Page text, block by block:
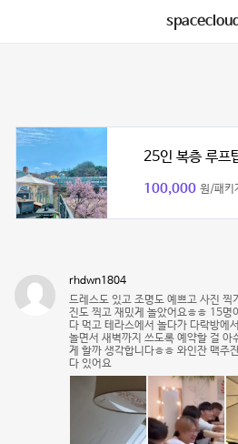
25인 복층 루프
100,000 원/패키
rhdwn1804
드레스도 있고 조명도 예쁘고 사진
진도 찍고 재밌게 놀았어요ㅎㅎ 15명
다 먹고 테라스에서 놀다가 다락방에
놀면서 새벽까지 쓰도록 예약할 걸 아
게 할까 생각합니다ㅎㅎ 와인잔 맥주
다 있어요